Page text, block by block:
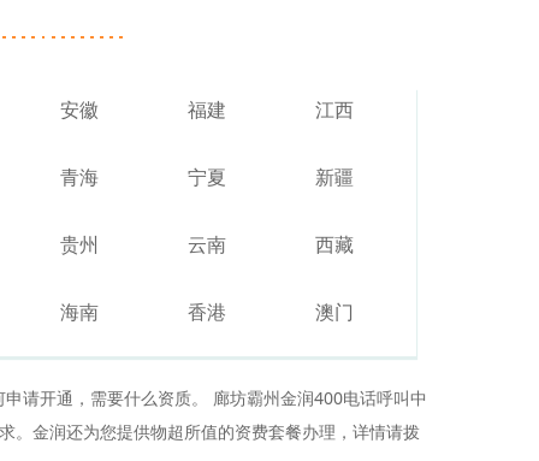
安徽 福建 江西
青海 宁夏 新疆
贵州 云南 西藏
海南 香港 澳门
请开通，需要什么资质。 廊坊霸州金润400电话呼叫中
。金润还为您提供物超所值的资费套餐办理，详情请拨